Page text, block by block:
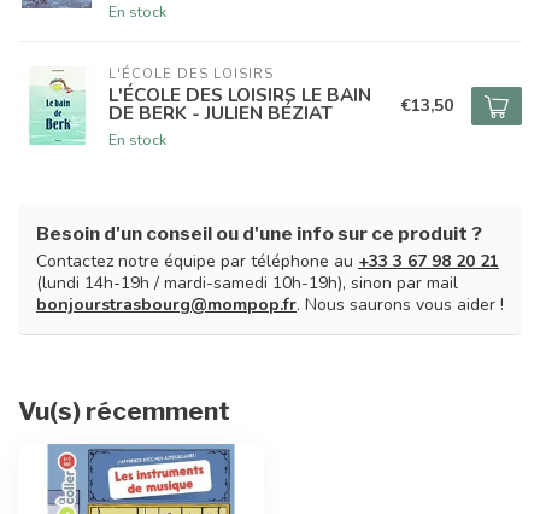
En stock
L'ÉCOLE DES LOISIRS
L'ÉCOLE DES LOISIRS LE BAIN
DE BERK - JULIEN BÉZIAT
En stock
€13,50
Besoin d'un conseil ou d'une info sur ce produit ?
Contactez notre équipe par téléphone au +33 3 67 98 20 21
(lundi 14h-19h / mardi-samedi 10h-19h), sinon par mail
bonjourstrasbourg@mompop.fr. Nous saurons vous aider !
Vu(s) récemment